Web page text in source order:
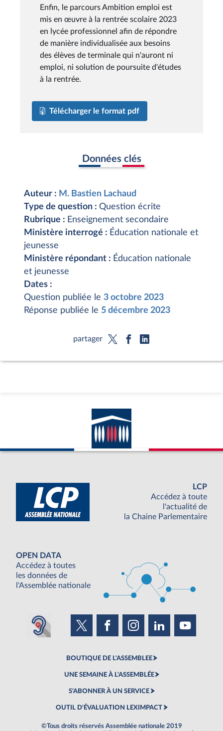
Enfin, le parcours Ambition emploi est
mis en œuvre à la rentrée scolaire 2023
en lycée professionnel afin de répondre
de manière individualisée aux besoins
des élèves de terminale qui n'auront ni
emploi, ni solution de poursuite d'études
à la rentrée.
Télécharger le format pdf
Données clés
Auteur : M. Bastien Lachaud
Type de question : Question écrite
Rubrique : Enseignement secondaire
Ministère interrogé : Éducation nationale et
jeunesse
Ministère répondant : Éducation nationale
et jeunesse
Dates :
Question publiée le 3 octobre 2023
Réponse publiée le 5 décembre 2023
partager
LCP
Accédez à toute
l'actualité de
la Chaine Parlementaire
OPEN DATA
Accédez à toutes
les données de
l'Assemblée nationale
BOUTIQUE DE L'ASSEMBLEE
UNE SEMAINE À L'ASSEMBLÉE
S'ABONNER À UN SERVICE
OUTIL D'ÉVALUATION LEXIMPACT
©Tous droits réservés Assemblée nationale 2019